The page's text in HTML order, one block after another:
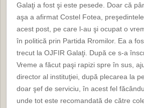
Galaţi a fost şi este pesede. Doar că
aşa a afirmat Costel Fotea,
acest post, pe care l-au şi ocupat o
în politică prin Partida Rromilor. Ea a
trecut la OJFIR Galaţi. După ce s-a
Vreme a făcut paşi rapizi spre în sus,
director al instituţiei, după plecarea la
doar şef de serviciu, în acest fel
unde tot este recomandată de către